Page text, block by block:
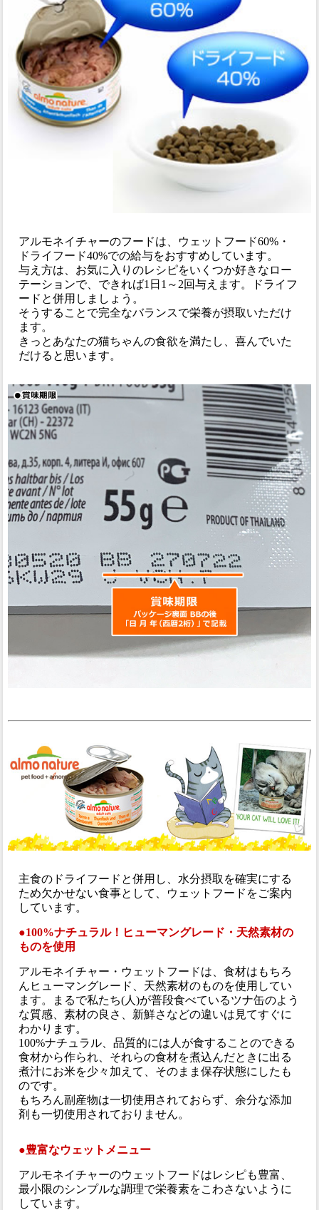
アルモネイチャーのフードは、ウェットフード60%・
ドライフード40%での給与をおすすめしています。
与え方は、お気に入りのレシピをいくつか好きなロー
テーションで、できれば1日1～2回与えます。ドライフ
ードと併用しましょう。
そうすることで完全なバランスで栄養が摂取いただけ
ます。
きっとあなたの猫ちゃんの食欲を満たし、喜んでいた
だけると思います。
主食のドライフードと併用し、水分摂取を確実にする
ため欠かせない食事として、ウェットフードをご案内
しています。
●100%ナチュラル！ヒューマングレード・天然素材の
ものを使用
アルモネイチャー・ウェットフードは、食材はもちろ
んヒューマングレード、天然素材のものを使用してい
ます。まるで私たち(人)が普段食べているツナ缶のよう
な質感、素材の良さ、新鮮さなどの違いは見てすぐに
わかります。
100%ナチュラル、品質的には人が食することのできる
食材から作られ、それらの食材を煮込んだときに出る
煮汁にお米を少々加えて、そのまま保存状態にしたも
のです。
もちろん副産物は一切使用されておらず、余分な添加
剤も一切使用されておりません。
●豊富なウェットメニュー
アルモネイチャーのウェットフードはレシピも豊富、
最小限のシンプルな調理で栄養素をこわさないように
しています。